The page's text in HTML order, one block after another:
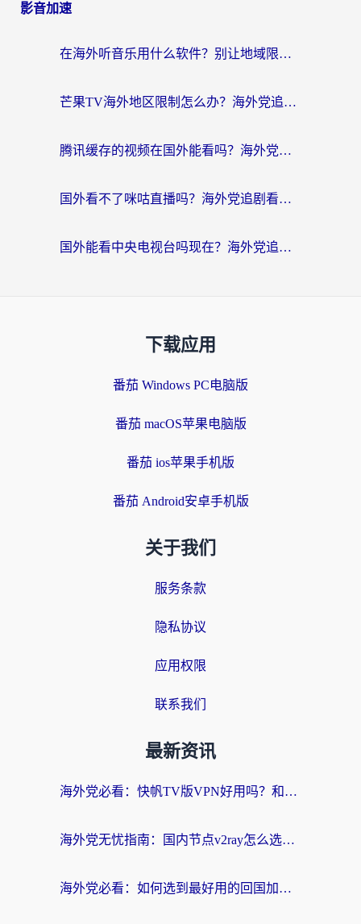
影音加速
在海外听音乐用什么软件？别让地域限制断了你的华语歌单
芒果TV海外地区限制怎么办？海外党追剧看片的实用加速器选择指南
腾讯缓存的视频在国外能看吗？海外党追剧看片的终极解决方案
国外看不了咪咕直播吗？海外党追剧看片的加速器选择指南
国外能看中央电视台吗现在？海外党追剧看央视的实用指南
下载应用
番茄 Windows PC电脑版
番茄 macOS苹果电脑版
番茄 ios苹果手机版
番茄 Android安卓手机版
关于我们
服务条款
隐私协议
应用权限
联系我们
最新资讯
海外党必看：快帆TV版VPN好用吗？和快游VPN对比哪个回国效果更好？附实用避坑指南
海外党无忧指南：国内节点v2ray怎么选？一键回国VPN+多场景实测帮你避坑
海外党必看：如何选到最好用的回国加速器？从节点到售后的全维度指南